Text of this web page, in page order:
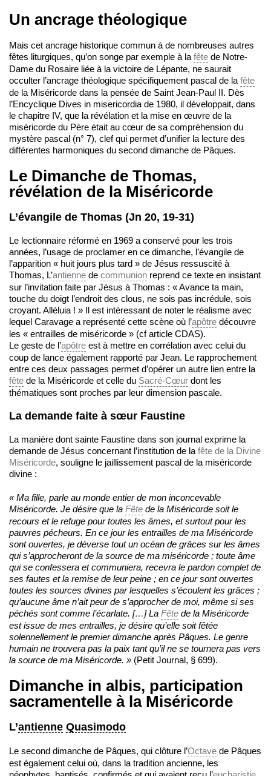
Un ancrage théologique
Mais cet ancrage historique commun à de nombreuses autres
fêtes liturgiques, qu’on songe par exemple à la fête de Notre-
Dame du Rosaire liée à la victoire de Lépante, ne saurait
occulter l’ancrage théologique spécifiquement pascal de la fête
de la Miséricorde dans la pensée de Saint Jean-Paul II. Dès
l’Encyclique Dives in misericordia de 1980, il développait, dans
le chapitre IV, que la révélation et la mise en œuvre de la
miséricorde du Père était au cœur de sa compréhension du
mystère pascal (n° 7), clef qui permet d’unifier la lecture des
différentes harmoniques du second dimanche de Pâques.
Le Dimanche de Thomas,
révélation de la Miséricorde
L’évangile de Thomas (Jn 20, 19-31)
Le lectionnaire réformé en 1969 a conservé pour les trois
années, l’usage de proclamer en ce dimanche, l’évangile de
l’apparition « huit jours plus tard » de Jésus ressuscité à
Thomas, L’antienne de communion reprend ce texte en insistant
sur l’invitation faite par Jésus à Thomas : « Avance ta main,
touche du doigt l’endroit des clous, ne sois pas incrédule, sois
croyant. Alléluia ! » Il est intéressant de noter le réalisme avec
lequel Caravage a représenté cette scène où l’apôtre découvre
les « entrailles de miséricorde » (cf article CDAS).
Le geste de l’apôtre est à mettre en corrélation avec celui du
coup de lance également rapporté par Jean. Le rapprochement
entre ces deux passages permet d’opérer un autre lien entre la
fête de la Miséricorde et celle du Sacré-Cœur dont les
thématiques sont proches par leur dimension pascale.
La demande faite à sœur Faustine
La manière dont sainte Faustine dans son journal exprime la
demande de Jésus concernant l’institution de la fête de la Divine
Miséricorde, souligne le jaillissement pascal de la miséricorde
divine :
« Ma fille, parle au monde entier de mon inconcevable
Miséricorde. Je désire que la Fête de la Miséricorde soit le
recours et le refuge pour toutes les âmes, et surtout pour les
pauvres pécheurs. En ce jour les entrailles de ma Miséricorde
sont ouvertes, je déverse tout un océan de grâces sur les âmes
qui s’approcheront de la source de ma miséricorde ; toute âme
qui se confessera et communiera, recevra le pardon complet de
ses fautes et la remise de leur peine ; en ce jour sont ouvertes
toutes les sources divines par lesquelles s’écoulent les grâces ;
qu’aucune âme n’ait peur de s’approcher de moi, même si ses
péchés sont comme l’écarlate. […] La Fête de la Miséricorde
est issue de mes entrailles, je désire qu’elle soit fêtée
solennellement le premier dimanche après Pâques. Le genre
humain ne trouvera pas la paix tant qu’il ne se tournera pas vers
la source de ma Miséricorde. » (Petit Journal, § 699).
Dimanche in albis, participation
sacramentelle à la Miséricorde
L’antienne Quasimodo
Le second dimanche de Pâques, qui clôture l’Octave de Pâques
est également celui où, dans la tradition ancienne, les